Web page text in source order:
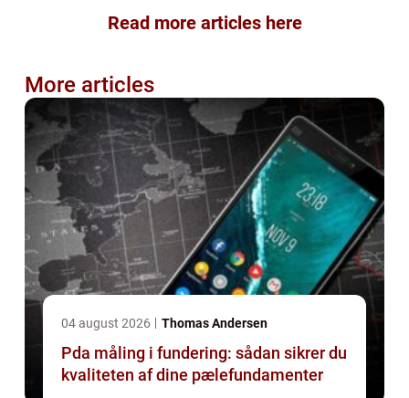
Read more articles here
More articles
04 august 2026 Thomas Andersen
Pda måling i fundering: sådan sikrer du
kvaliteten af dine pælefundamenter